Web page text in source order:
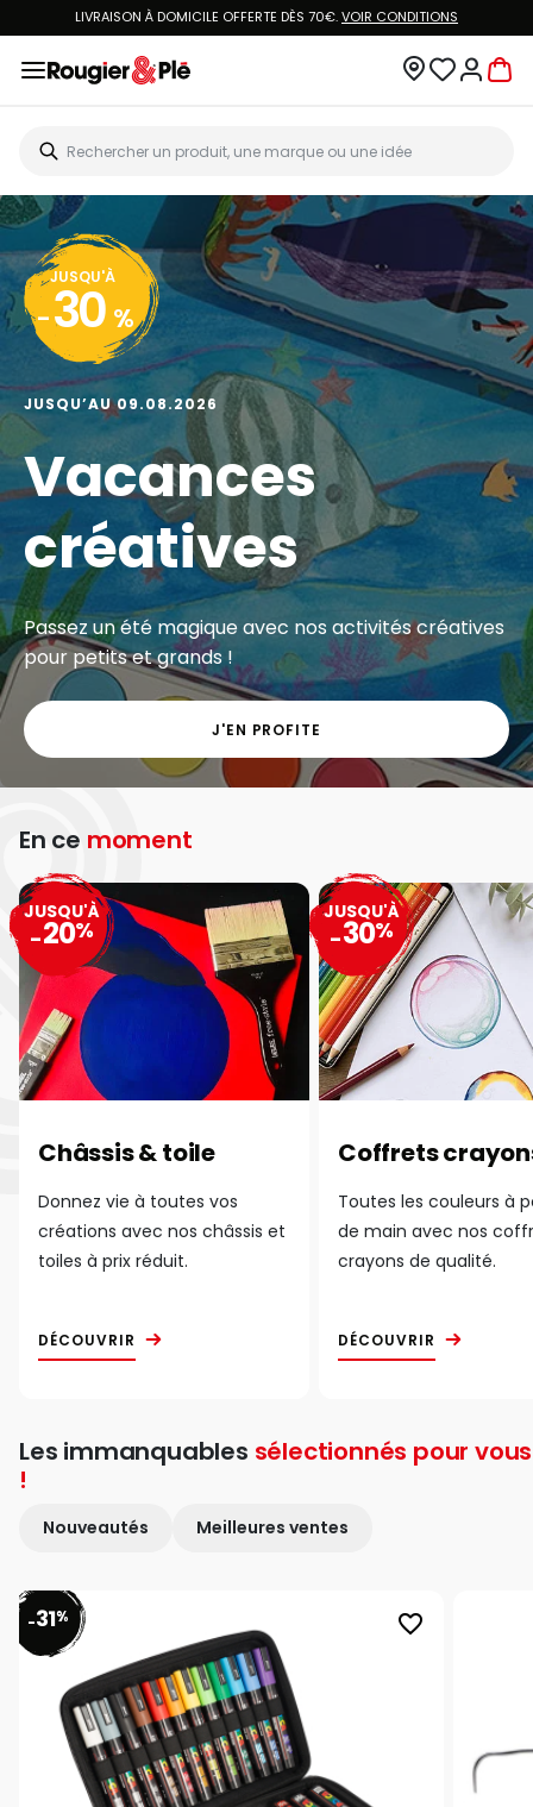
LIVRAISON À DOMICILE OFFERTE DÈS 70€.VOIR CONDITIONS
JUSQU'À
- 30 %
JUSQU’AU 09.08.2026
Vacances
créatives
Passez un été magique avec nos activités créatives
pour petits et grands !
J'EN PROFITE
En ce moment
Châssis & toile
Donnez vie à toutes vos
créations avec nos châssis et
toiles à prix réduit.
DÉCOUVRIR
JUSQU'À
-20%
Coffrets
Toutes les couleurs à
de main avec nos
crayons de qualité.
DÉCOUVRIR
JUSQU'À
-30%
Les immanquables sélectionnés pour vous
!
Nouveautés Meilleures ventes
favorite_border
-31%